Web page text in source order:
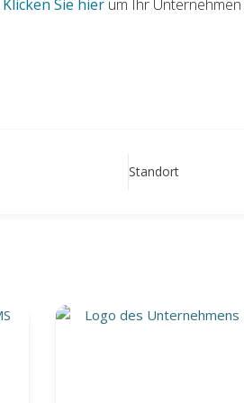
Klicken Sie hier um Ihr
Standort